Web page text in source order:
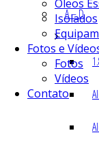
A – D
Óleos
Isolados
Fotos e
Fotos
Vídeos
Contato